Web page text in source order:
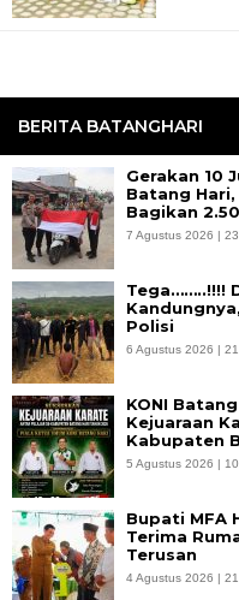
BERITA BATANGHARI
Gerakan 10
Batang
Bagikan
7 Agustus 2026 |
Tega……..!!!!
Polisi
6 Agustus 2026 |
KONI
Kejuaraan
Kabupaten
5 Agustus 2026 |
Bupati MFA
Terima
Terusan
4 Agustus 2026 |